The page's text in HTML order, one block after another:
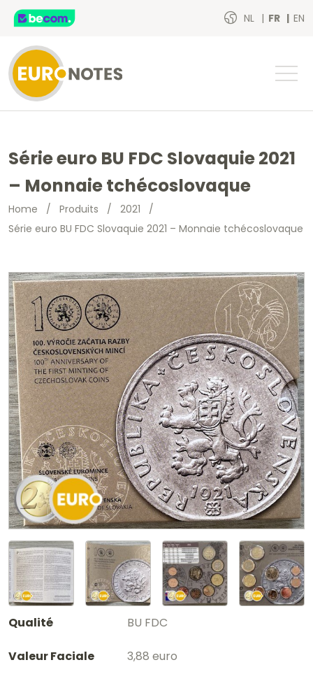
NL FR EN
Série euro BU FDC Slovaquie 2021
– Monnaie tchécoslovaque
Home / Produits / 2021 /
Série euro BU FDC Slovaquie 2021 – Monnaie tchécoslovaque
Qualité BU FDC
Valeur Faciale 3,88 euro